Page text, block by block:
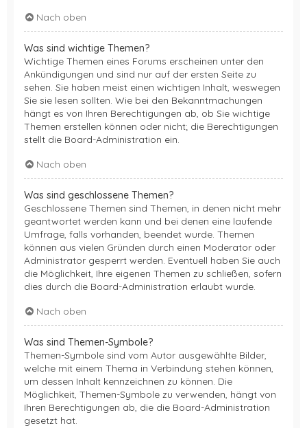
Nach oben
Was sind wichtige Themen?
Wichtige Themen eines Forums erscheinen unter den
Ankündigungen und sind nur auf der ersten Seite zu
sehen. Sie haben meist einen wichtigen Inhalt, weswegen
Sie sie lesen sollten. Wie bei den Bekanntmachungen
hängt es von Ihren Berechtigungen ab, ob Sie wichtige
Themen erstellen können oder nicht; die Berechtigungen
stellt die Board-Administration ein.
Nach oben
Was sind geschlossene Themen?
Geschlossene Themen sind Themen, in denen nicht mehr
geantwortet werden kann und bei denen eine laufende
Umfrage, falls vorhanden, beendet wurde. Themen
können aus vielen Gründen durch einen Moderator oder
Administrator gesperrt werden. Eventuell haben Sie auch
die Möglichkeit, Ihre eigenen Themen zu schließen, sofern
dies durch die Board-Administration erlaubt wurde.
Nach oben
Was sind Themen-Symbole?
Themen-Symbole sind vom Autor ausgewählte Bilder,
welche mit einem Thema in Verbindung stehen können,
um dessen Inhalt kennzeichnen zu können. Die
Möglichkeit, Themen-Symbole zu verwenden, hängt von
Ihren Berechtigungen ab, die die Board-Administration
gesetzt hat.